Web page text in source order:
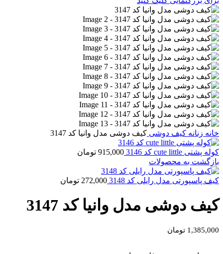
خانه زنانه کیف دوشی کیف دوشی مدل وانیا کد 3147
کوله پشتی cute little کد 3146 915,000 تومان
بازگشت به محصولات
کیف پاسپورتی مدل رایلی کد 3148 272,000 تومان
کیف دوشی مدل وانیا کد 3147
1,385,000 تومان